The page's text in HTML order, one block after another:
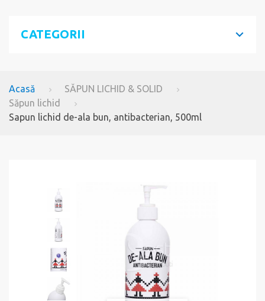
CATEGORII
Acasă
SĂPUN LICHID & SOLID
Săpun lichid
Sapun lichid de-ala bun, antibacterian, 500ml